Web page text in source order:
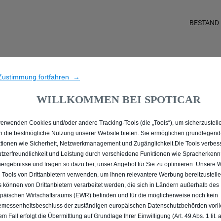
BESTAND
ALLE
fortfahren →
WILLKOMMEN BEI SPOTICAR
Cookies und/oder andere Tracking-Tools (die „Tools“), um
die bestmögliche Nutzung unserer Website bieten. Sie ermöglichen
wie Sicherheit, Netzwerkmanagement und Zugänglichkeit.Die Tools
und Leistung durch verschiedene Funktionen wie
und tragen so dazu bei, unser Angebot für Sie zu optimieren. Unsere
Tools von Drittanbietern verwenden, um Ihnen relevantere Werbung
können von Drittanbietern verarbeitet werden, die sich in Ländern außerhalb des
Wirtschaftsraums (EWR) befinden und für die möglicherweise noch kein
der zuständigen europäischen Datenschutzbehörden
Fall erfolgt die Übermittlung auf Grundlage Ihrer Einwilligung (Art. 49 Abs. 1 lit.